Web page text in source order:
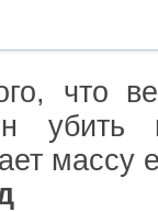
что
массу